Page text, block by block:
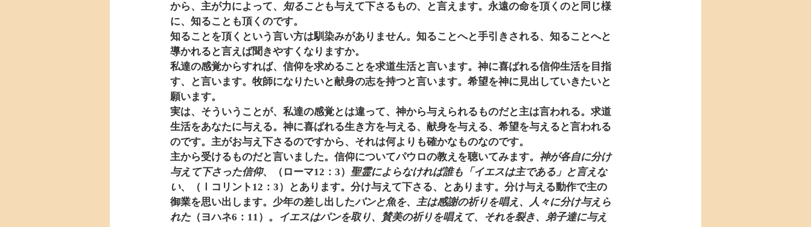
から、主が力によって、
知ることも与えて下さるもの、と言えます。永遠の命を頂くのと同じ様
に、知ることも頂くのです。
知ることを頂くという言い方は馴染みがありません。知ることへと手引きされる、知ることへと
導かれると言えば聞きやすくなりますか。
私達の感覚からすれば、信仰を求めることを求道生活と言います。神に喜ばれる信仰生活を目指
す、と言います。牧師になりたいと献身の志を持つと言います。希望を神に見出していきたいと
願います。
実は、そういうことが、私達の感覚とは違って、神から与えられるものだと主は言われる。求道
生活をあなたに与える。神に喜ばれる生き方を与える、献身を与える、希望を与えると言われる
のです。主がお与え下さるのですから、それは何よりも確かなものなのです。
主から受けるものだと言いました。信仰についてパウロの教えを聴いてみます。 神が各自に分け
与えて下さった信仰、（ローマ12：3）
聖霊によらなければ誰も「イエスは主である」と言えな
い、（Ⅰコリント12：3）とあります。分け与えて下さる、とあります。分け与える動作で主の
御業を思い出します。少年の差し出したパンと魚を、主は感謝の祈りを唱え、人々に分け与えら
れた（ヨハネ6：11）。
イエスはパンを取り、賛美の祈りを唱えて、それを裂き、弟子達に与え